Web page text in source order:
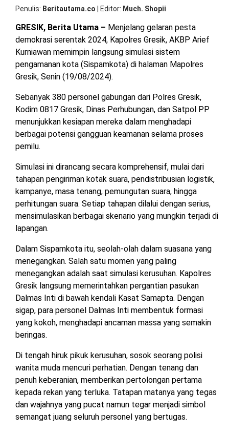
BERITABARU.CO
KABARBARU.CO
SERIKATNEWS.COM
PEWARTANUSANTARA.COM
LANGGAR.CO
JOBNAS.COM
SURAU.CO
REDAKSI
TENTANG
KERJASAMA
PEDOMAN
CYBER
Penulis Beritautama.co Editor Much. Shopii
GRESIK, Berita Utama – Menjelang gelaran pesta
demokrasi serentak 2024, Kapolres Gresik, AKBP Arief
Kurniawan memimpin langsung simulasi sistem
pengamanan kota (Sispamkota) di halaman Mapolres
Gresik, Senin (19/08/2024).
Sebanyak 380 personel gabungan dari Polres Gresik,
Kodim 0817 Gresik, Dinas Perhubungan, dan Satpol PP
menunjukkan kesiapan mereka dalam menghadapi
berbagai potensi gangguan keamanan selama proses
pemilu.
Simulasi ini dirancang secara komprehensif, mulai dari
tahapan pengiriman kotak suara, pendistribusian logistik,
kampanye, masa tenang, pemungutan suara, hingga
perhitungan suara. Setiap tahapan dilalui dengan serius,
mensimulasikan berbagai skenario yang mungkin terjadi di
lapangan.
Dalam Sispamkota itu, seolah-olah dalam suasana yang
menegangkan. Salah satu momen yang paling
menegangkan adalah saat simulasi kerusuhan. Kapolres
Gresik langsung memerintahkan pergantian pasukan
Dalmas Inti di bawah kendali Kasat Samapta. Dengan
sigap, para personel Dalmas Inti membentuk formasi
yang kokoh, menghadapi ancaman massa yang semakin
beringas.
Di tengah hiruk pikuk kerusuhan, sosok seorang polisi
wanita muda mencuri perhatian. Dengan tenang dan
penuh keberanian, memberikan pertolongan pertama
kepada rekan yang terluka. Tatapan matanya yang tegas
dan wajahnya yang pucat namun tegar menjadi simbol
semangat juang seluruh personel yang bertugas.